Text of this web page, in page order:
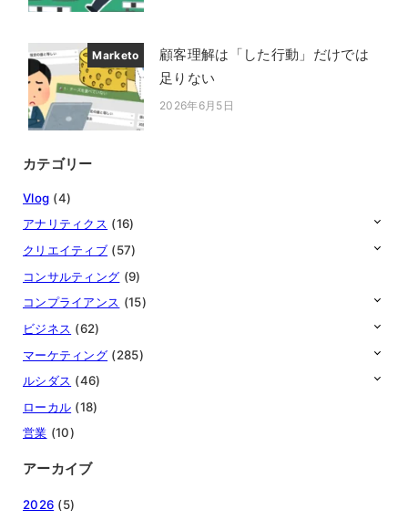
Marketo
顧客理解は「した行動」だけでは
足りない
投稿日
2026年6月5日
カテゴリー
Vlog (4)
アナリティクス (16)
クリエイティブ (57)
コンサルティング (9)
コンプライアンス (15)
ビジネス (62)
マーケティング (285)
ルシダス (46)
ローカル (18)
営業 (10)
アーカイブ
2026 (5)